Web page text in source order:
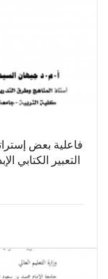
فاعلية بعض
التعبير الكتابي